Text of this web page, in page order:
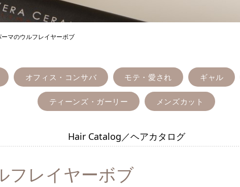
マのウルフレイヤーボブ
オフィス・コンサバ モテ・愛され ギャル
ティーンズ・ガーリー メンズカット
Hair Catalog／ヘアカタログ
フレイヤーボブ